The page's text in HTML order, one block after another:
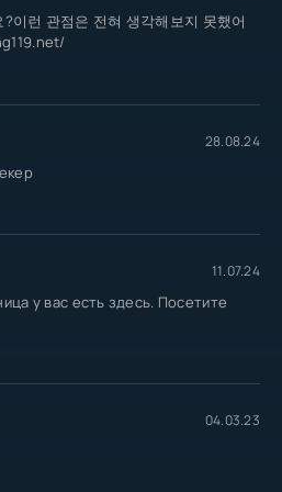
이런 관점은 전혀 생각해보지 못했어
28.08.24
11.07.24
у вас есть здесь. Посетите
04.03.23